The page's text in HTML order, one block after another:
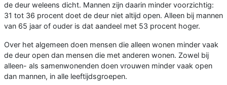
de deur weleens dicht. Mannen zijn daarin minder voorzichtig:
31 tot 36 procent doet de deur niet altijd open. Alleen bij mannen
van 65 jaar of ouder is dat aandeel met 53 procent hoger.
Over het algemeen doen mensen die alleen wonen minder vaak
de deur open dan mensen die met anderen wonen. Zowel bij
alleen- als samenwonenden doen vrouwen minder vaak open
dan mannen, in alle leeftijdsgroepen.